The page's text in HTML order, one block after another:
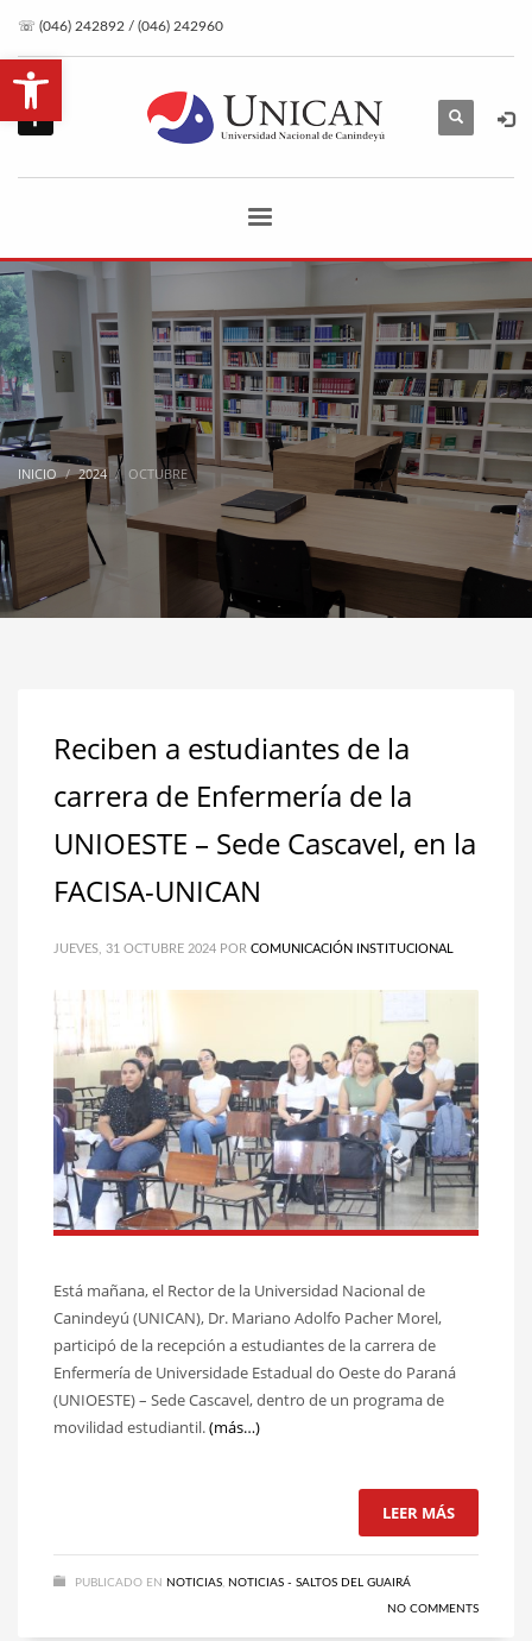
Abrir barra de herramientas
☏ (046) 242892 / (046) 242960
INICIO 2024 OCTUBRE
Reciben a estudiantes de la
carrera de Enfermería de la
UNIOESTE – Sede Cascavel, en la
FACISA-UNICAN
JUEVES, 31 OCTUBRE 2024 POR COMUNICACIÓN INSTITUCIONAL
Está mañana, el Rector de la Universidad Nacional de
Canindeyú (UNICAN), Dr. Mariano Adolfo Pacher Morel,
participó de la recepción a estudiantes de la carrera de
Enfermería de Universidade Estadual do Oeste do Paraná
(UNIOESTE) – Sede Cascavel, dentro de un programa de
movilidad estudiantil.(más…)
LEER MÁS
PUBLICADO EN NOTICIAS NOTICIAS - SALTOS DEL GUAIRÁ
NO COMMENTS